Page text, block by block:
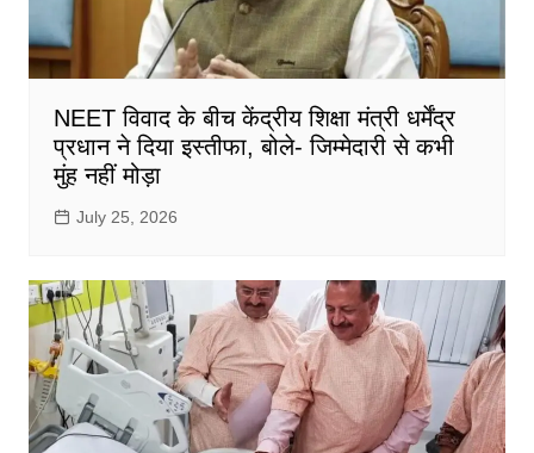
NEET विवाद के बीच केंद्रीय शिक्षा मंत्री धर्मेंद्र
प्रधान ने दिया इस्तीफा, बोले- जिम्मेदारी से कभी
मुंह नहीं मोड़ा
July 25, 2026